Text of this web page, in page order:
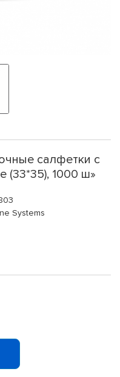
салфетки с
(33*35), 1000 ш»
Systems